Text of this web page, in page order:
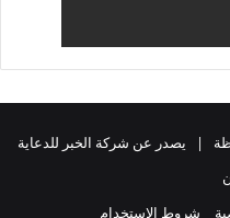
محفوظة | يصدر عن شركة الخبر للدعاية
شروط الاستخدام